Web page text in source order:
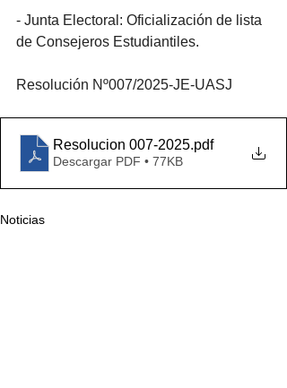
- Junta Electoral: Oficialización de lista
de Consejeros Estudiantiles.
Resolución Nº007/2025-JE-UASJ
Resolucion 007-2025.pdf
Descargar PDF • 77KB
Noticias